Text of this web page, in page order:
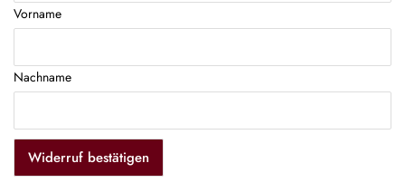
E-Mail
(wiederholen)*
Vorname
Nachname
Widerruf bestätigen